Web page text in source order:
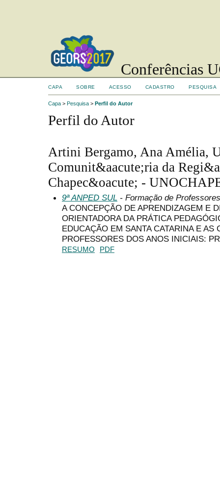
Conferências
CAPA SOBRE ACESSO CADASTRO PESQUISA
Capa > Pesquisa > Perfil do Autor
Perfil do Autor
Artini Bergamo, Ana Amélia,
Comunit&aacute;ria da
Chapec&oacute; -
9ª ANPED SUL - Formação de Professores
A CONCEPÇÃO DE APRENDIZAGEM E
ORIENTADORA DA PRÁTICA
EDUCAÇÃO EM SANTA CATARINA E AS
PROFESSORES DOS ANOS INICIAIS:
RESUMO PDF